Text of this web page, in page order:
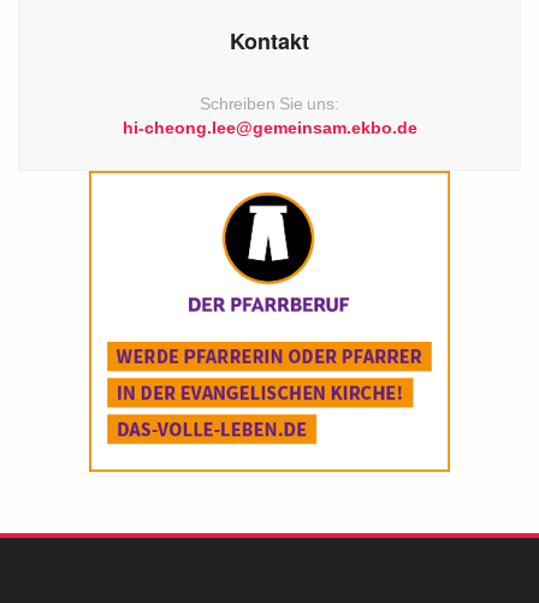
Kontakt
Schreiben Sie uns:
hi-cheong.lee@gemeinsam.ekbo.de